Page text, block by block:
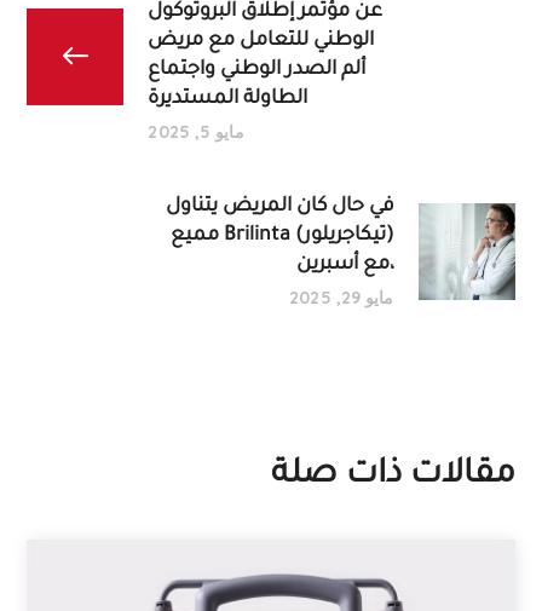
عن مؤتمر إطلاق البروتوكول
الوطني للتعامل مع مريض
ألم الصدر الوطني واجتماع
الطاولة المستديرة
مايو 5, 2025
في حال كان المريض يتناول
مميع Brilinta (تيكاجريلور)
مع أسبرين،
مايو 29, 2025
مقالات ذات صلة